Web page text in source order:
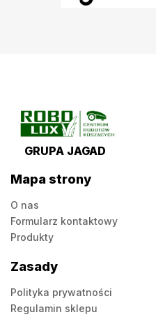
GRUPA JAGAD
Mapa strony
O nas
Formularz kontaktowy
Produkty
Zasady
Polityka prywatności
Regulamin sklepu